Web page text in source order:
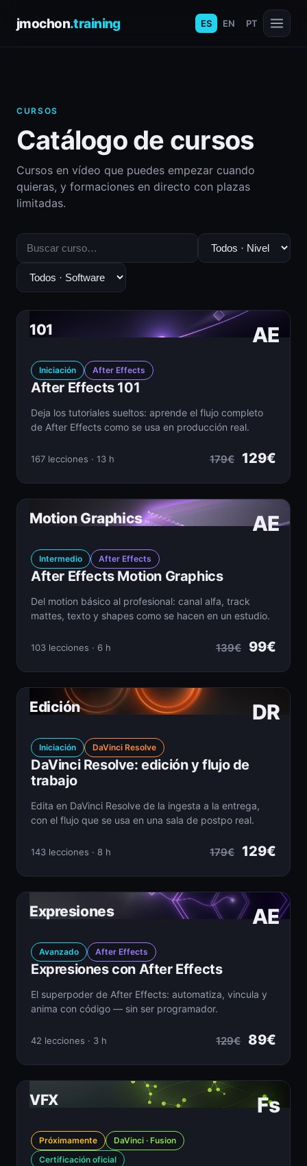
jmochon.training ES EN PT
CURSOS
Catálogo de cursos
Cursos en vídeo que puedes empezar cuando
quieras, y formaciones en directo con plazas
limitadas.
AE
101
Iniciación After Effects
After Effects 101
Deja los tutoriales sueltos: aprende el flujo completo
de After Effects como se usa en producción real.
167 lecciones · 13 h 179€ 129€
AE
Motion Graphics
Intermedio After Effects
After Effects Motion Graphics
Del motion básico al profesional: canal alfa, track
mattes, texto y shapes como se hacen en un estudio.
103 lecciones · 6 h 139€ 99€
DR
Edición
Iniciación DaVinci Resolve
DaVinci Resolve: edición y flujo de
trabajo
Edita en DaVinci Resolve de la ingesta a la entrega,
con el flujo que se usa en una sala de postpo real.
143 lecciones · 8 h 179€ 129€
AE
Expresiones
Avanzado After Effects
Expresiones con After Effects
El superpoder de After Effects: automatiza, vincula y
anima con código — sin ser programador.
42 lecciones · 3 h 129€ 89€
Fs
VFX
Próximamente
DaVinci · Fusion
Certificación oficial